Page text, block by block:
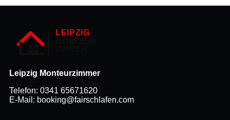
Leipzig Monteurzimmer
Telefon: 0341 65671620
E-Mail: booking@fairschlafen.com